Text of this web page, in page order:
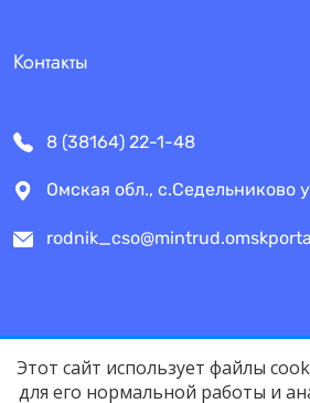
Контакты
8 (38164) 22-1-48
Омская обл., с.Седельниково
Поиск по сайту
Этот сайт использует файлы
для его нормальной работы и